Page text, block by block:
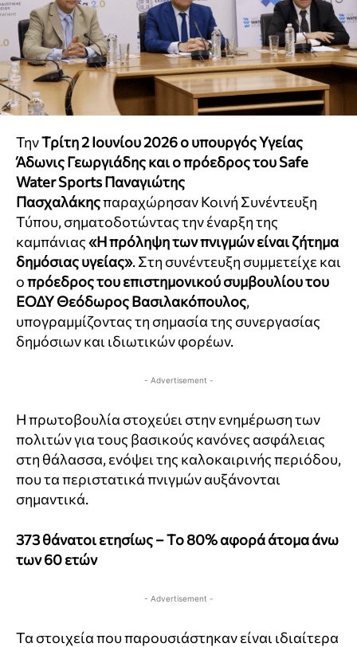
ΤηνΤρίτη 2 Ιουνίου 2026 ο υπουργός Υγείας
Άδωνις Γεωργιάδης και ο πρόεδρος του Safe
Water Sports Παναγιώτης
Πασχαλάκηςπαραχώρησαν Κοινή Συνέντευξη
Τύπου, σηματοδοτώντας την έναρξη της
καμπάνιας«Η πρόληψη των πνιγμών είναι ζήτημα
δημόσιας υγείας». Στη συνέντευξη συμμετείχε και
οπρόεδρος του επιστημονικού συμβουλίου του
ΕΟΔΥ Θεόδωρος Βασιλακόπουλος,
υπογραμμίζοντας τη σημασία της συνεργασίας
δημόσιων και ιδιωτικών φορέων.
- Advertisement -
Η πρωτοβουλία στοχεύει στην ενημέρωση των
πολιτών για τους βασικούς κανόνες ασφάλειας
στη θάλασσα, ενόψει της καλοκαιρινής περιόδου,
που τα περιστατικά πνιγμών αυξάνονται
σημαντικά.
373 θάνατοι ετησίως – Το 80% αφορά άτομα άνω
των 60 ετών
- Advertisement -
Τα στοιχεία που παρουσιάστηκαν είναι ιδιαίτερα